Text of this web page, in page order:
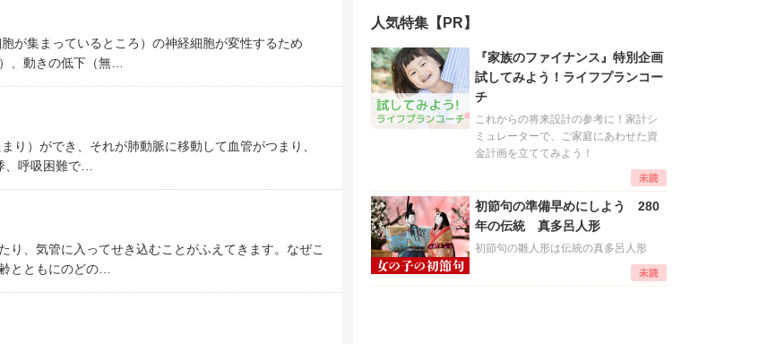
集まっているところ）の神経細胞が変性するため
、動きの低下（無…
）ができ、それが肺動脈に移動して血管がつまり、
呼吸困難で…
、気管に入ってせき込むことがふえてきます。なぜこ
とともにのどの…
人気特集【PR】
『家族のファイナンス』特別企画
試してみよう！ライフプランコー
チ
これからの将来設計の参考に！家計シ
ミュレーターで、ご家庭にあわせた資
金計画を立ててみよう！
初節句の準備早めにしよう 280
年の伝統 真多呂人形
初節句の雛人形は伝統の真多呂人形